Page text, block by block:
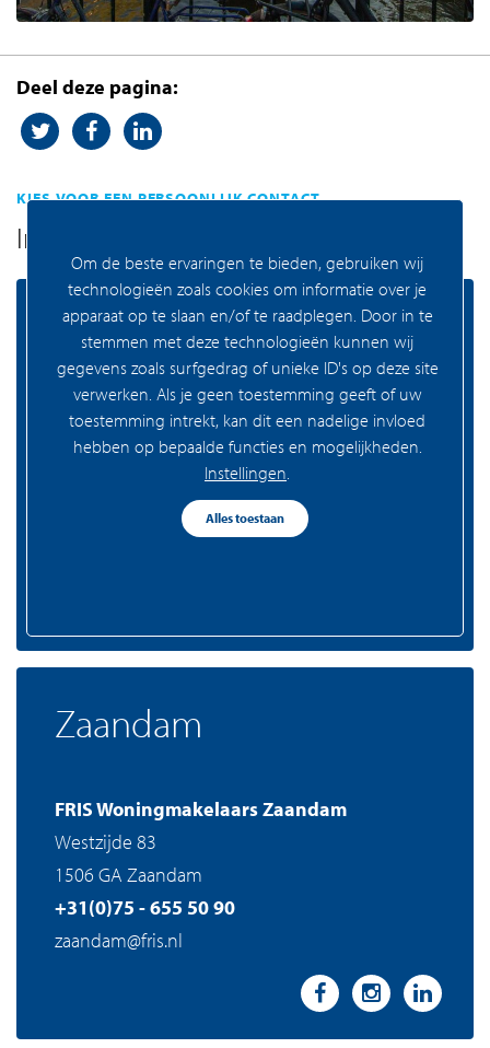
Deel deze pagina:
KIES VOOR EEN PERSOONLIJK CONTACT
Informatie nodig?
Amsterdam
FRIS Woningmakelaars Amsterdam
Buitenveldertselaan 42
1081 AA Amsterdam
+31(0)20 - 301 77 15
Zaandam
FRIS Woningmakelaars Zaandam
Westzijde 83
1506 GA Zaandam
+31(0)75 - 655 50 90
zaandam@fris.nl
Om de beste ervaringen te bieden, gebruiken wij
technologieën zoals cookies om informatie over je
apparaat op te slaan en/of te raadplegen. Door in te
stemmen met deze technologieën kunnen wij
gegevens zoals surfgedrag of unieke ID's op deze site
verwerken. Als je geen toestemming geeft of uw
toestemming intrekt, kan dit een nadelige invloed
hebben op bepaalde functies en mogelijkheden.
Instellingen
Alles toestaan